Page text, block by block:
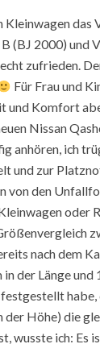
Kleinwagen das
(BJ 2000) und
zufrieden.
Für Frau und
und Komfort
Nissan
anhören, ich
und zur
von den
oder
nach dem
in der Länge und
habe,
der Höhe) die
wusste ich: Es